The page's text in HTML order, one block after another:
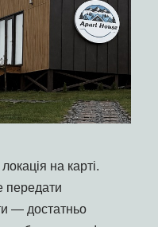
на карті.
передати
— достатньо